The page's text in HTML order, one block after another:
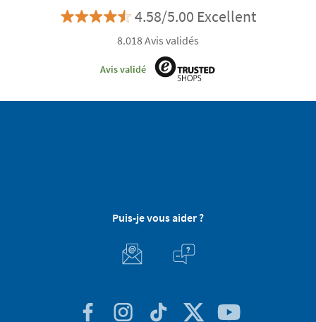
4.58/5.00 Excellent
8.018 Avis validés
Avis validé
Puis-je vous aider ?